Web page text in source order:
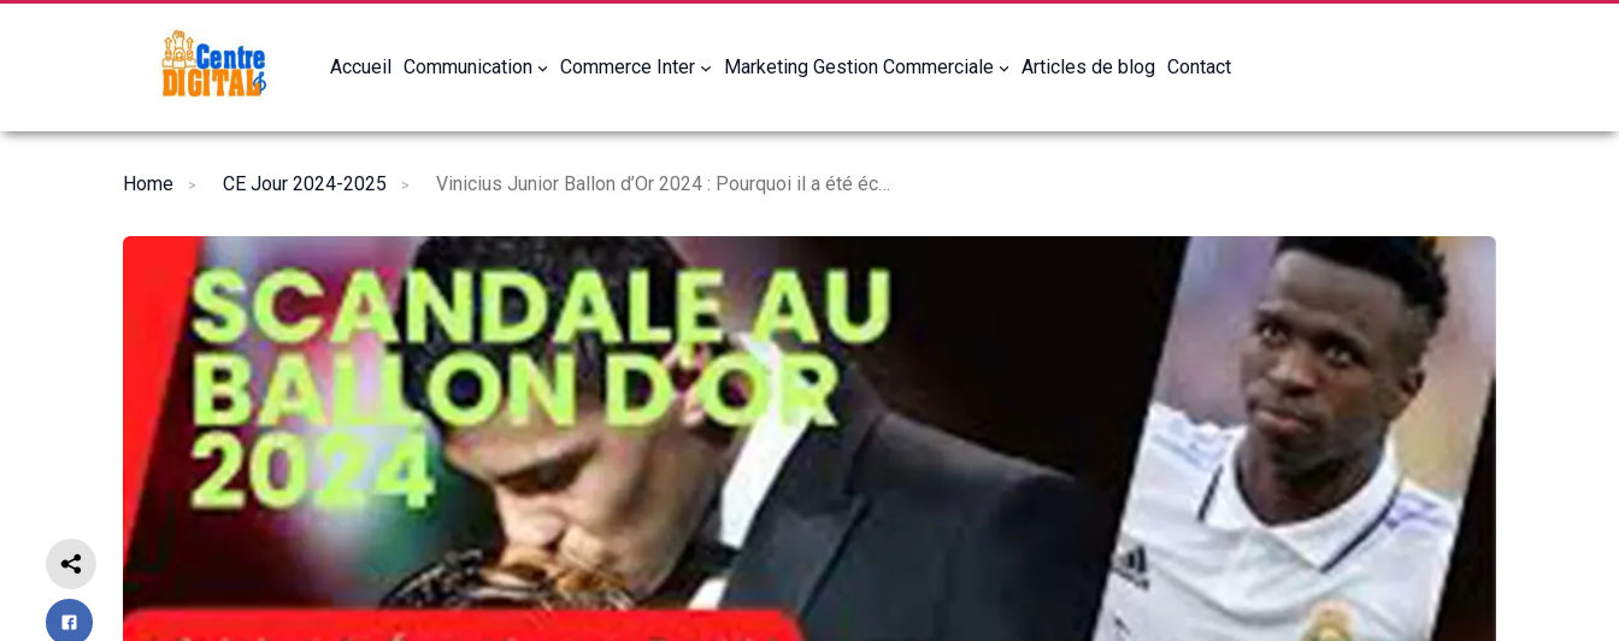
Accueil Communication Commerce Inter Marketing Gestion Commerciale Articles de blog Contact
Home CE Jour 2024-2025